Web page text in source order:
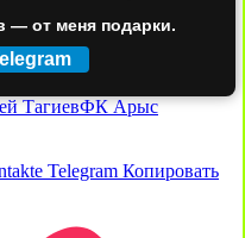
— от меня подарки.
ТагиевФК Арыс
Telegram Копировать